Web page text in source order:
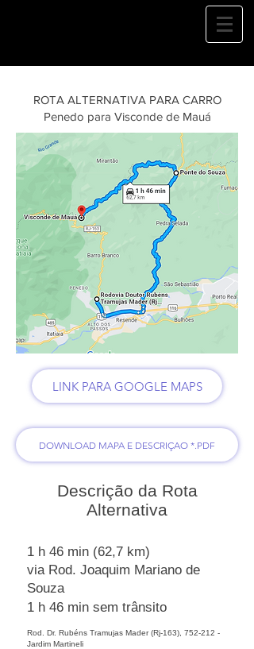
ROTA ALTERNATIVA PARA CARRO
Penedo para Visconde de Mauá
LINK PARA GOOGLE MAPS
DOWNLOAD MAPA E DESCRIÇAO *.PDF
Descrição da Rota
Alternativa
1 h 46 min (62,7 km)
via Rod. Joaquim Mariano de
Souza
1 h 46 min sem trânsito
Rod. Dr. Rubéns Tramujas Mader (Rj-163), 752-212 -
Jardim Martineli